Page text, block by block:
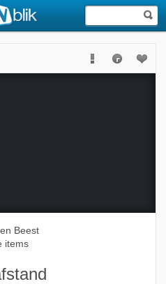
langer beschikbaar.
Beest
items